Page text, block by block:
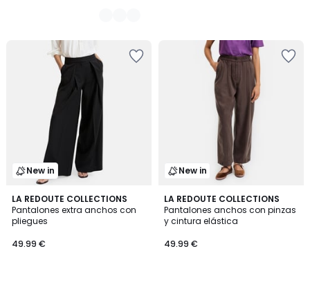
New in
LA REDOUTE COLLECTIONS
Pantalones extra anchos con
pliegues
49.99 €
New in
LA REDOUTE COLLECTIONS
Pantalones anchos con pinzas
y cintura elástica
49.99 €